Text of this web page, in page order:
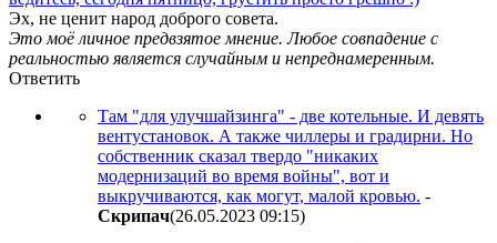
Эх, не ценит народ доброго совета.
Это моё личное предвзятое мнение. Любое совпадение с
реальностью является случайным и непреднамеренным.
Ответить
Там "для улучшайзинга" - две котельные. И девять
вентустановок. А также чиллеры и градирни. Но
собственник сказал твердо "никаких
модернизаций во время войны", вот и
выкручиваются, как могут, малой кровью. -
Cкpипaч(26.05.2023 09:15)